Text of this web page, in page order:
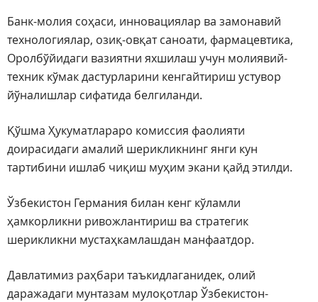
Банк-молия соҳаси, инновациялар ва замонавий
технологиялар, озиқ-овқат саноати, фармацевтика,
Оролбўйидаги вазиятни яхшилаш учун молиявий-
техник кўмак дастурларини кенгайтириш устувор
йўналишлар сифатида белгиланди.
Қўшма Ҳукуматлараро комиссия фаолияти
доирасидаги амалий шерикликнинг янги кун
тартибини ишлаб чиқиш муҳим экани қайд этилди.
Ўзбекистон Германия билан кенг кўламли
ҳамкорликни ривожлантириш ва стратегик
шерикликни мустаҳкамлашдан манфаатдор.
Давлатимиз раҳбари таъкидлаганидек, олий
даражадаги мунтазам мулоқотлар Ўзбекистон-